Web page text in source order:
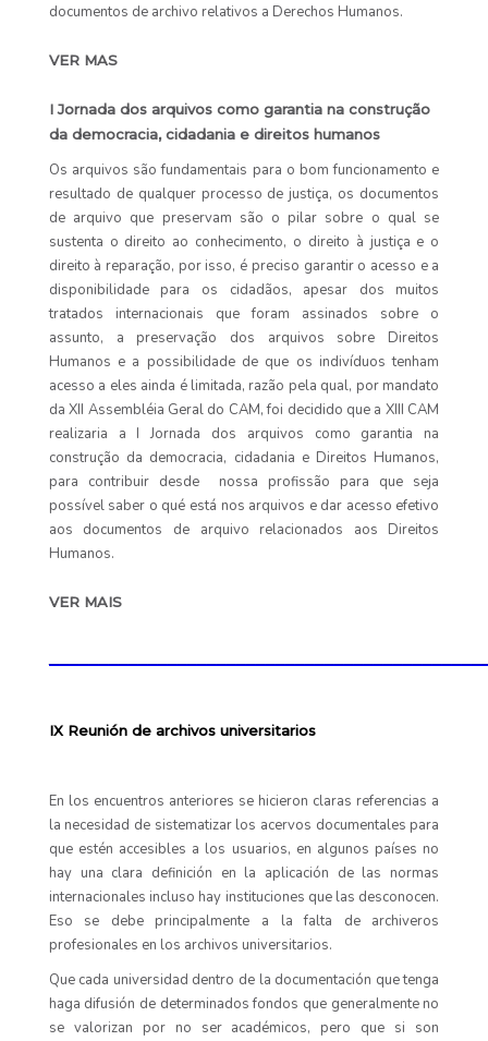
documentos de archivo relativos a Derechos Humanos.
VER MAS
I Jornada dos arquivos como garantia na construção
da democracia, cidadania e direitos humanos
Os arquivos são fundamentais para o bom funcionamento e
resultado de qualquer processo de justiça, os documentos
de arquivo que preservam são o pilar sobre o qual se
sustenta o direito ao conhecimento, o direito à justiça e o
direito à reparação, por isso, é preciso garantir o acesso e a
disponibilidade para os cidadãos, apesar dos muitos
tratados internacionais que foram assinados sobre o
assunto, a preservação dos arquivos sobre Direitos
Humanos e a possibilidade de que os indivíduos tenham
acesso a eles ainda é limitada, razão pela qual, por mandato
da XII Assembléia Geral do CAM, foi decidido que a XIII CAM
realizaria a I Jornada dos arquivos como garantia na
construção da democracia, cidadania e Direitos Humanos,
para contribuir desde nossa profissão para que seja
possível saber o qué está nos arquivos e dar acesso efetivo
aos documentos de arquivo relacionados aos Direitos
Humanos.
VER MAIS
IX Reunión de archivos universitarios
En los encuentros anteriores se hicieron claras referencias a
la necesidad de sistematizar los acervos documentales para
que estén accesibles a los usuarios, en algunos países no
hay una clara definición en la aplicación de las normas
internacionales incluso hay instituciones que las desconocen.
Eso se debe principalmente a la falta de archiveros
profesionales en los archivos universitarios.
Que cada universidad dentro de la documentación que tenga
haga difusión de determinados fondos que generalmente no
se valorizan por no ser académicos, pero que si son